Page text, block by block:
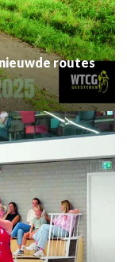
Classic met vernieuwde routes